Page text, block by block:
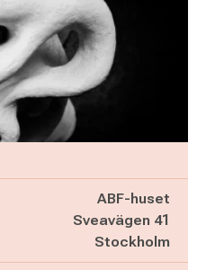
ABF-huset
Sveavägen 41
Stockholm